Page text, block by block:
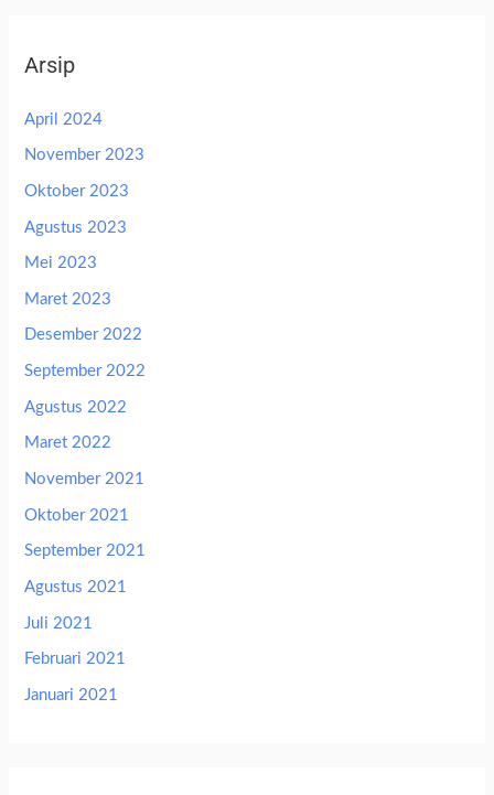
Arsip
April 2024
November 2023
Oktober 2023
Agustus 2023
Mei 2023
Maret 2023
Desember 2022
September 2022
Agustus 2022
Maret 2022
November 2021
Oktober 2021
September 2021
Agustus 2021
Juli 2021
Februari 2021
Januari 2021